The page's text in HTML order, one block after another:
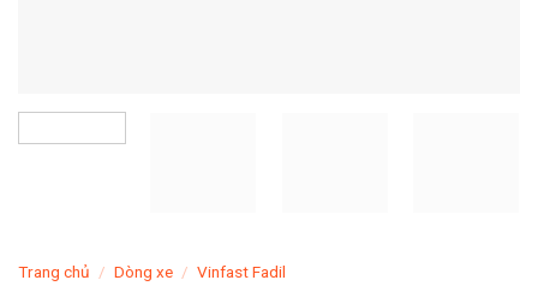
Trang chủ / Dòng xe / Vinfast Fadil